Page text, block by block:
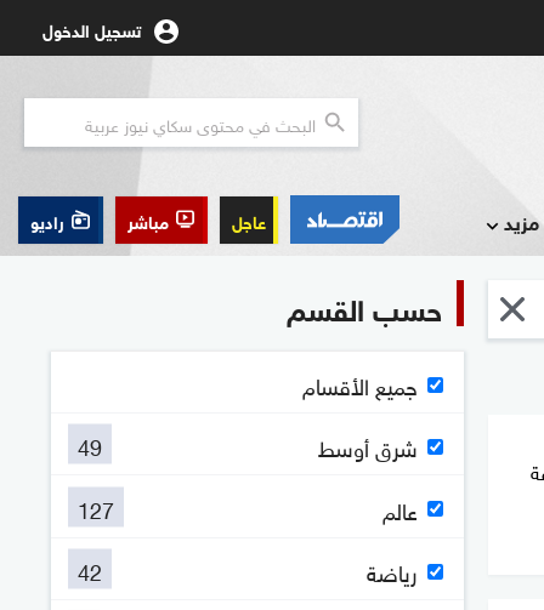
تسجيل الدخول
مزيد عاجل مباشر راديو
حسب القسم
جميع الأقسام
شرق أوسط
49
عالم
127
رياضة
42